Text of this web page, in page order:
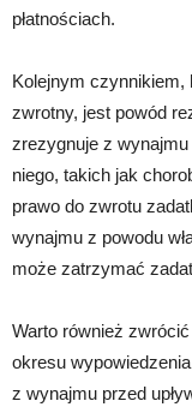
płatnościach.
Kolejnym czynnikiem,
zwrotny, jest powód
zrezygnuje z
niego, takich jak
prawo do zwrotu
wynajmu z powodu
może zatrzymać
Warto również
okresu
z wynajmu przed